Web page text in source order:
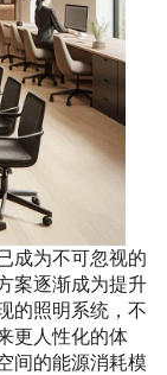
成为不可忽视的
案逐渐成为提升
的照明系统，不
更人性化的体
间的能源消耗模